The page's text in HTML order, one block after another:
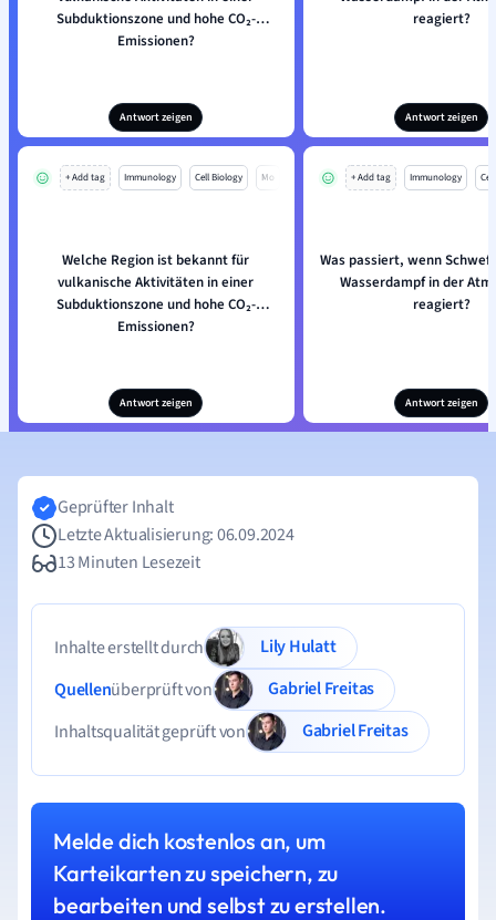
Subduktionszone und hohe CO₂-
Emissionen?
Antwort zeigen
reagiert?
Antwort zeigen
+ Add tag Immunology Cell Biology Mo
Welche Region ist bekannt für
vulkanische Aktivitäten in einer
Subduktionszone und hohe CO₂-
Emissionen?
Antwort zeigen
+ Add tag Immunology
Was passiert, wenn
Wasserdampf in der
reagiert?
Antwort zeigen
Geprüfter Inhalt
Letzte Aktualisierung: 06.09.2024
13 Minuten Lesezeit
Inhalte erstellt durch
Lily Hulatt
Quellenüberprüft von
Gabriel Freitas
Inhaltsqualität geprüft von
Gabriel Freitas
Melde dich kostenlos an, um
Karteikarten zu speichern, zu
bearbeiten und selbst zu erstellen.